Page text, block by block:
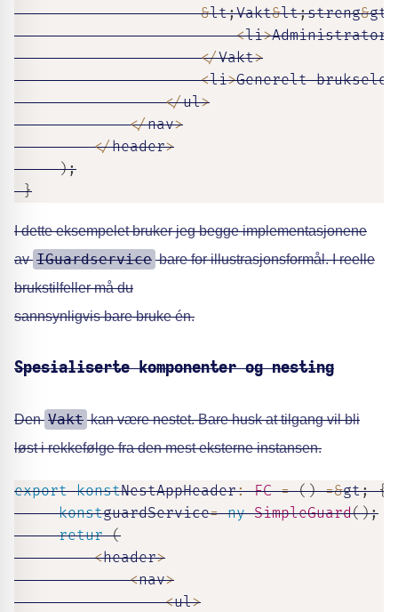
&lt;Vakt&lt;streng&gt
<li>Administrator
</Vakt>
<li>Generelt
</ul>
</nav>
</header>
);
}
I dette eksempelet bruker jeg begge implementasjonene
av IGuardservice bare for illustrasjonsformål. I reelle
brukstilfeller må du
sannsynligvis bare bruke én.
Spesialiserte komponenter og nesting
Den Vakt kan være nestet. Bare husk at tilgang vil bli
løst i rekkefølge fra den mest eksterne instansen.
export konstNestAppHeader: FC = () =&gt; {
konstguardService= ny SimpleGuard();
retur (
<header>
<nav>
<ul>